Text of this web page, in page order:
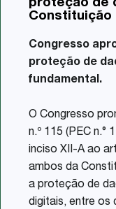
proteção de
Constituição
Congresso
proteção de
fundamental.
O Congresso
n.º 115 (PEC n.°
inciso XII-A ao
ambos da
a proteção de
digitais, entre os